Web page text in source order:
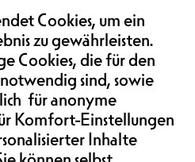
20H00,
20H30
20.-,
23.-
: KIKAGAKU
TONG,
Cookies, um ein
zu gewährleisten.
Cookies, die für den
sind, sowie
für anonyme
Komfort-Einstellungen
Inhalte